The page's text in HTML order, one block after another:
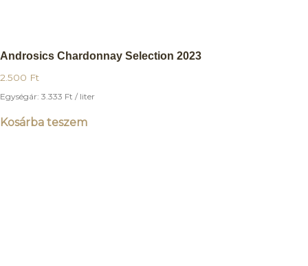
Androsics Chardonnay Selection 2023
2.500 Ft
Egységár: 3.333 Ft / liter
Kosárba teszem